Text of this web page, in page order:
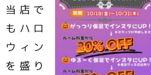
当店で
もハロ
ウィン
を盛り